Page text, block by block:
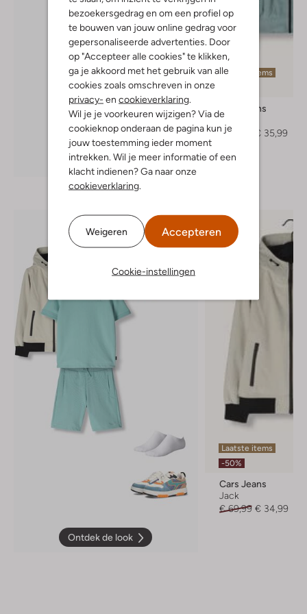
bezoekersgedrag en om een profiel op
te bouwen van jouw online gedrag voor
gepersonaliseerde advertenties. Door
op "Accepteer alle cookies" te klikken,
ga je akkoord met het gebruik van alle
cookies zoals omschreven in onze
privacy- en cookieverklaring.
Wil je je voorkeuren wijzigen? Via de
cookieknop onderaan de pagina kun je
jouw toestemming ieder moment
intrekken. Wil je meer informatie of een
klacht indienen? Ga naar onze
cookieverklaring.
Weigeren Accepteren
Cookie-instellingen
Ontdek de look
Laatste items
Cars Jeans
Jas
€ 59,99
€ 35,99
Ontdek de look
Laatste items
-50%
Cars Jeans
Jack
€ 69,99 € 34,99